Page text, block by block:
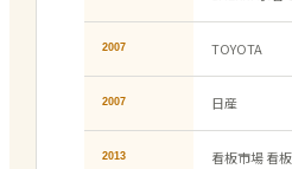
2007 TOYOTA
2007 日産
2013 看板市場 看